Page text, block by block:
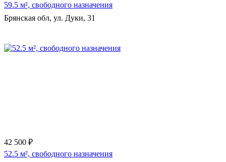
59.5 м², свободного назначения
Брянская обл, ул. Дуки, 31
42 500 ₽
52.5 м², свободного назначения